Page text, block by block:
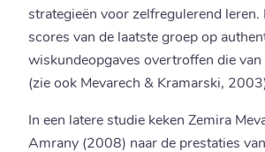
strategieën voor zelfregulerend leren.
scores van de laatste groep op
wiskundeopgaves overtroffen die van
(zie ook Mevarech & Kramarski,
In een latere studie keken Zemira
Amrany (2008) naar de prestaties